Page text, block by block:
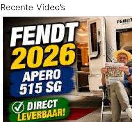
Recente Video’s